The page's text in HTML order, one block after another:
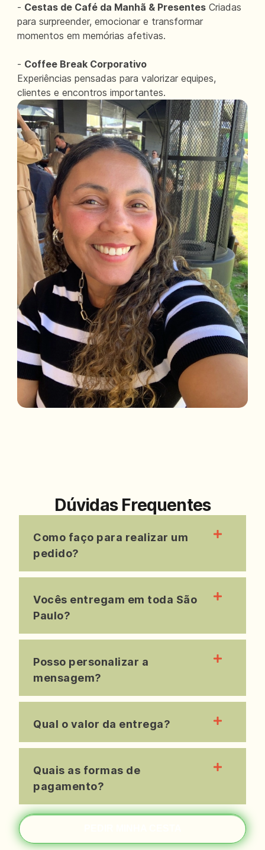
- Cestas de Café da Manhã & Presentes Criadas
para surpreender, emocionar e transformar
momentos em memórias afetivas.
- Coffee Break Corporativo
Experiências pensadas para valorizar equipes,
clientes e encontros importantes.
Dúvidas Frequentes
Como faço para realizar um
pedido?
Vocês entregam em toda São
Paulo?
Posso personalizar a
mensagem?
Qual o valor da entrega?
Quais as formas de
pagamento?